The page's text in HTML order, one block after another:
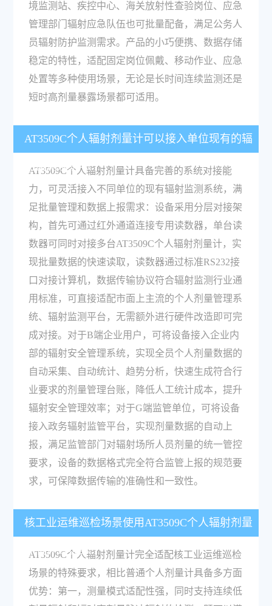
境监测站、疾控中心、海关放射性查验岗位、应急
管理部门辐射应急队伍也可批量配备，满足公务人
员辐射防护监测需求。产品的小巧便携、数据存储
稳定的特性，适配固定岗位佩戴、移动作业、应急
处置等多种使用场景，无论是长时间连续监测还是
短时高剂量暴露场景都可适用。
AT3509C个人辐射剂量计可以接入单位现有的辐
射监测系统吗？
AT3509C个人辐射剂量计具备完善的系统对接能
力，可灵活接入不同单位的现有辐射监测系统，满
足批量管理和数据上报需求：设备采用分层对接架
构，首先可通过红外通道连接专用读数器，单台读
数器可同时对接多台AT3509C个人辐射剂量计，实
现批量数据的快速读取，读数器通过标准RS232接
口对接计算机，数据传输协议符合辐射监测行业通
用标准，可直接适配市面上主流的个人剂量管理系
统、辐射监测平台，无需额外进行硬件改造即可完
成对接。对于B端企业用户，可将设备接入企业内
部的辐射安全管理系统，实现全员个人剂量数据的
自动采集、自动统计、趋势分析，快速生成符合行
业要求的剂量管理台账，降低人工统计成本，提升
辐射安全管理效率；对于G端监管单位，可将设备
接入政务辐射监管平台，实现剂量数据的自动上
报，满足监管部门对辐射场所人员剂量的统一管控
要求，设备的数据格式完全符合监管上报的规范要
求，可保障数据传输的准确性和一致性。
核工业运维巡检场景使用AT3509C个人辐射剂量
计有什么优势？
AT3509C个人辐射剂量计完全适配核工业运维巡检
场景的特殊要求，相比普通个人剂量计具备多方面
优势：第一，测量模式适配性强，同时支持连续低